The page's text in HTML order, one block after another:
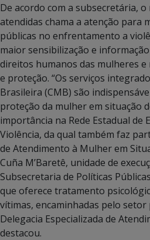
De acordo com a subsecretária,
atendidas chama a atenção para
públicas no enfrentamento a
maior sensibilização e
direitos humanos das mulheres e
e proteção. “Os serviços
Brasileira (CMB) são
proteção da mulher em situação
importância na Rede Estadual de
Violência, da qual também faz
de Atendimento à Mulher em
Cuña M’Baretê, unidade de
Subsecretaria de Políticas
que oferece tratamento
vítimas, encaminhadas pelo
Delegacia Especializada de
destacou.